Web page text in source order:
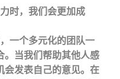
时，我们会更加成
一个多元化的团队一
。当我们帮助其他人感
会发表自己的意见。在